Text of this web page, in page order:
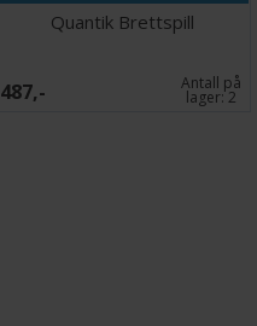
Quantik Brettspill
487,- Antall på
lager:2